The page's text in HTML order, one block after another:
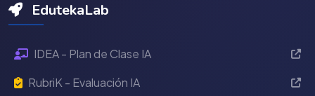
EdutekaLab
IDEA - Plan de Clase IA
RubriK - Evaluación IA